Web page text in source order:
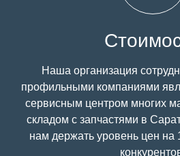
Наша организация
профильными компаниями
сервисным центром многих
складом с запчастями в
нам держать уровень цен на